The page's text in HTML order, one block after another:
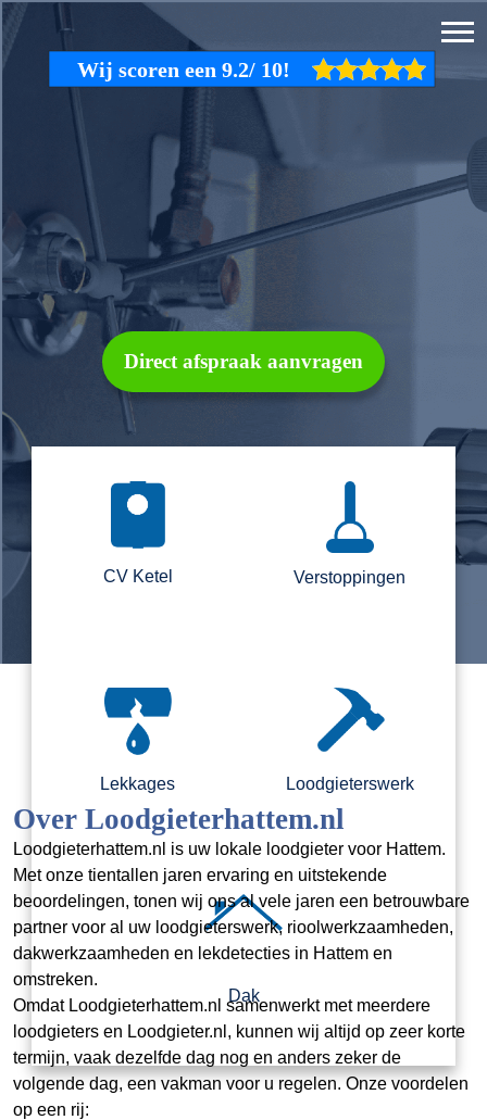
Direct afspraak aanvragen
CV Ketel Verstoppingen
Lekkages Loodgieterswerk
Dak
Over Loodgieterhattem.nl
Loodgieterhattem.nl is uw lokale loodgieter voor Hattem.
Met onze tientallen jaren ervaring en uitstekende
beoordelingen, tonen wij ons al vele jaren een betrouwbare
partner voor al uw loodgieterswerk, rioolwerkzaamheden,
dakwerkzaamheden en lekdetecties in Hattem en
omstreken.
Omdat Loodgieterhattem.nl samenwerkt met meerdere
loodgieters en Loodgieter.nl, kunnen wij altijd op zeer korte
termijn, vaak dezelfde dag nog en anders zeker de
volgende dag, een vakman voor u regelen. Onze voordelen
op een rij: